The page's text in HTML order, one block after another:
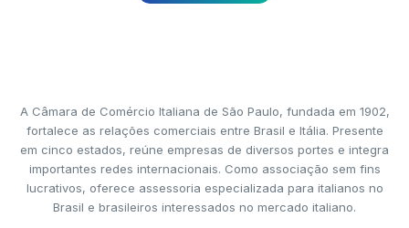
A Câmara de Comércio Italiana de São Paulo, fundada em 1902,
fortalece as relações comerciais entre Brasil e Itália. Presente
em cinco estados, reúne empresas de diversos portes e integra
importantes redes internacionais. Como associação sem fins
lucrativos, oferece assessoria especializada para italianos no
Brasil e brasileiros interessados no mercado italiano.